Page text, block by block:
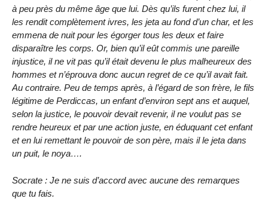
à peu près du même âge que lui. Dès qu’ils furent chez lui, il
les rendit complètement ivres, les jeta au fond d’un char, et les
emmena de nuit pour les égorger tous les deux et faire
disparaître les corps. Or, bien qu’il eût commis une pareille
injustice, il ne vit pas qu’il était devenu le plus malheureux des
hommes et n’éprouva donc aucun regret de ce qu’il avait fait.
Au contraire. Peu de temps après, à l’égard de son frère, le fils
légitime de Perdiccas, un enfant d’environ sept ans et auquel,
selon la justice, le pouvoir devait revenir, il ne voulut pas se
rendre heureux et par une action juste, en éduquant cet enfant
et en lui remettant le pouvoir de son père, mais il le jeta dans
un puit, le noya….
Socrate : Je ne suis d’accord avec aucune des remarques
que tu fais.